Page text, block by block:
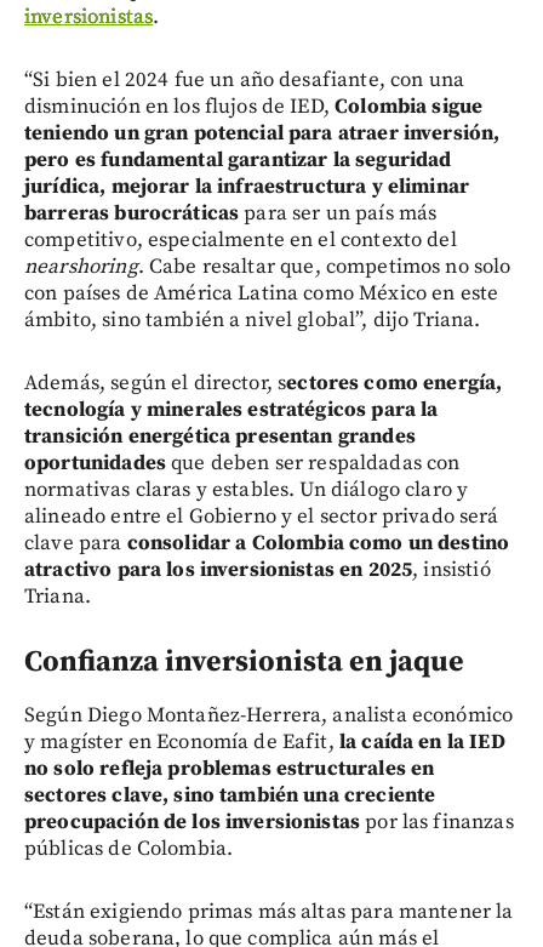
inversionistas.
“Si bien el 2024 fue un año desafiante, con una
disminución en los flujos de IED,Colombia sigue
teniendo un gran potencial para atraer inversión,
pero es fundamental garantizar la seguridad
jurídica, mejorar la infraestructura y eliminar
barreras burocráticaspara ser un país más
competitivo, especialmente en el contexto del
nearshoring. Cabe resaltar que, competimos no solo
con países de América Latina como México en este
ámbito, sino también a nivel global”, dijo Triana.
Además, según el director, sectores como energía,
tecnología y minerales estratégicos para la
transición energética presentan grandes
oportunidadesque deben ser respaldadas con
normativas claras y estables. Un diálogo claro y
alineado entre el Gobierno y el sector privado será
clave para consolidar a Colombia como un destino
atractivo para los inversionistas en 2025, insistió
Triana.
Confianza inversionista en jaque
Según Diego Montañez-Herrera, analista económico
y magíster en Economía de Eafit, la caída en la IED
no solo refleja problemas estructurales en
sectores clave, sino también una creciente
preocupación de los inversionistaspor las finanzas
públicas de Colombia.
“Están exigiendo primas más altas para mantener la
deuda soberana, lo que complica aún más el